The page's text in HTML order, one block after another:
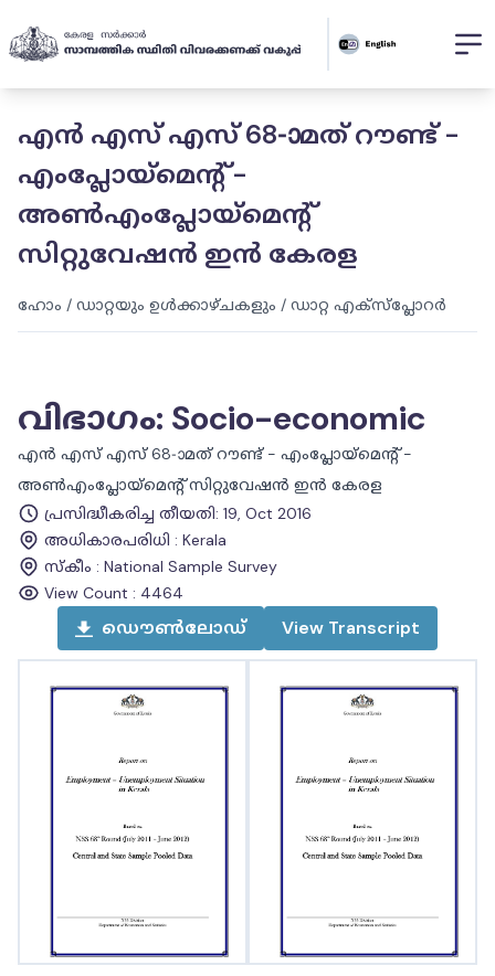
എൻ എസ് എസ് 68-ാമത് റൗണ്ട് -
എംപ്ലോയ്‌മെന്റ് -
അൺഎംപ്ലോയ്‌മെന്റ്
സിറ്റുവേഷൻ ഇൻ കേരള
ഹോം / ഡാറ്റയും ഉൾക്കാഴ്ചകളും / ഡാറ്റ എക്സ്പ്ലോറർ
വിഭാഗം: Socio-economic
എൻ എസ് എസ് 68-ാമത് റൗണ്ട് - എംപ്ലോയ്‌മെന്റ് -
അൺഎംപ്ലോയ്‌മെന്റ് സിറ്റുവേഷൻ ഇൻ കേരള
പ്രസിദ്ധീകരിച്ച തീയതി: 19, Oct 2016
അധികാരപരിധി : Kerala
സ്കീം : National Sample Survey
View Count : 4464
ഡൌൺലോഡ് View Transcript